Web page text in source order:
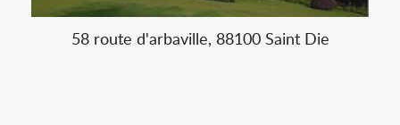
58 route d'arbaville, 88100 Saint Die